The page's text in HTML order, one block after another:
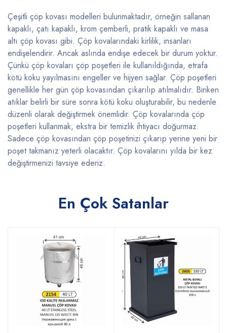
Çeşitli çöp kovası modelleri bulunmaktadır, örneğin sallanan
kapaklı, çatı kapaklı, krom çemberli, pratik kapaklı ve masa
altı çöp kovası gibi. Çöp kovalarındaki kirlilik, insanları
endişelendirir. Ancak aslında endişe edecek bir durum yoktur.
Çünkü çöp kovaları çöp poşetleri ile kullanıldığında, etrafa
kötü koku yayılmasını engeller ve hijyen sağlar. Çöp poşetleri
genellikle her gün çöp kovasından çıkarılıp atılmalıdır. Biriken
atıklar belirli bir süre sonra kötü koku oluşturabilir, bu nedenle
düzenli olarak değiştirmek önemlidir. Çöp kovalarında çöp
poşetleri kullanmak, ekstra bir temizlik ihtiyacı doğurmaz.
Sadece çöp kovasından çöp poşetinizi çıkarıp yerine yeni bir
poşet takmanız yeterli olacaktır. Çöp kovalarını yılda bir kez
değiştirmenizi tavsiye ederiz.
En Çok Satanlar